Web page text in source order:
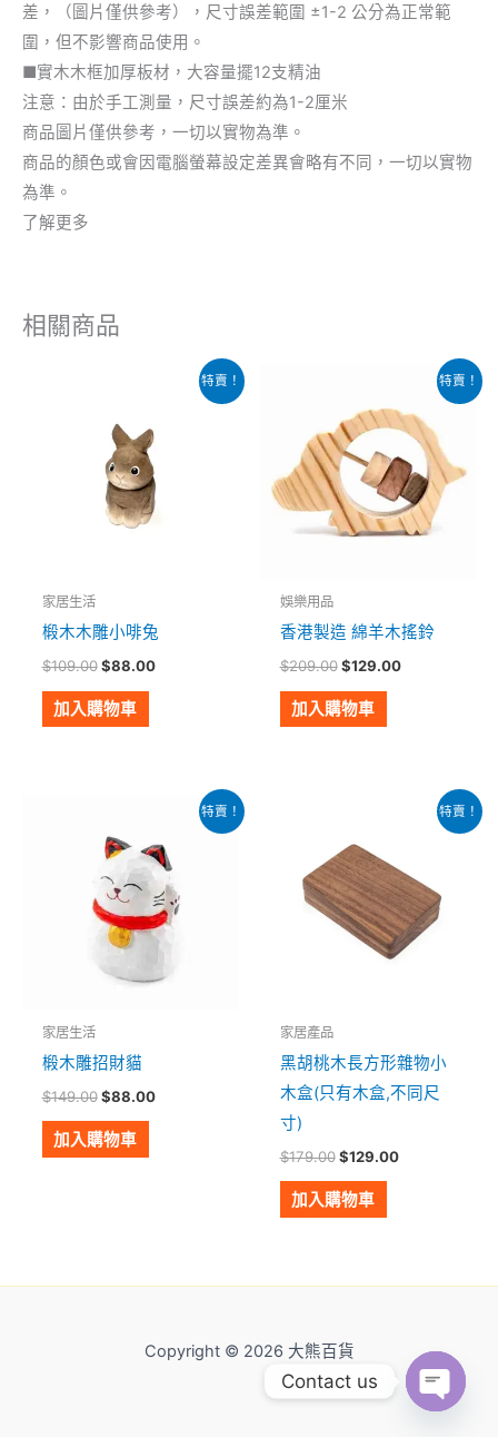
差，（圖片僅供參考），尺寸誤差範圍 ±1-2 公分為正常範
圍，但不影響商品使用。
■實木木框加厚板材，大容量擺12支精油
注意：由於手工測量，尺寸誤差約為1-2厘米
商品圖片僅供參考，一切以實物為準。
商品的顏色或會因電腦螢幕設定差異會略有不同，一切以實物
為準。
了解更多
相關商品
特賣！
家居生活
椴木木雕小啡兔
$109.00
格：
$109.00。
$88.00
加入購物車
特賣！
娛樂用品
香港製造 綿羊木搖鈴
$209.00
格：
$209.00。
$129.00
價
格：
$129.00。
加入購物車
特賣！
家居生活
椴木雕招財貓
$149.00
價
格：
$149.00。
$88.00
價
格：
$88.00。
加入購物車
特賣！
家居產品
黑胡桃木長方形雜物小
木盒(只有木盒,不同尺
寸)
$179.00
價
格：
$179.00。
$129.00
$129.00。
加入購物車
Copyright © 2026 大熊百貨
Contact us
Open